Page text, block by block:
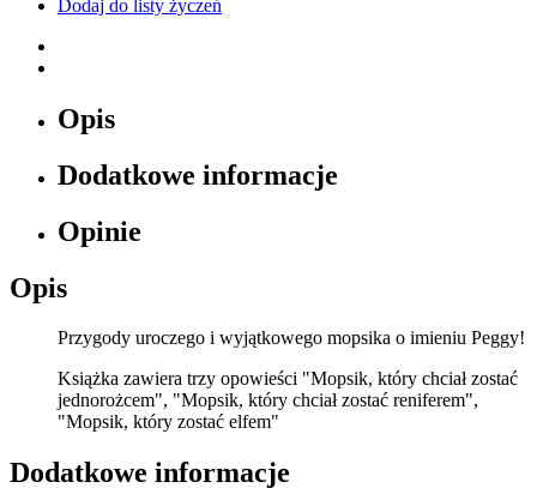
Dodaj do listy życzeń
Opis
Dodatkowe informacje
Opinie
Opis
Przygody uroczego i wyjątkowego mopsika o imieniu Peggy!
Książka zawiera trzy opowieści "Mopsik, który chciał zostać
jednorożcem", "Mopsik, który chciał zostać reniferem",
"Mopsik, który zostać elfem"
Dodatkowe informacje